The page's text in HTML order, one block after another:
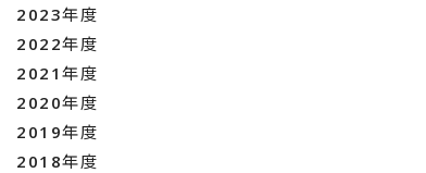
2023年度
2022年度
2021年度
2020年度
2019年度
2018年度